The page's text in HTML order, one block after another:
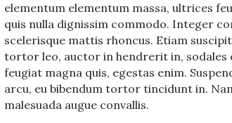
elementum elementum massa, ultrices
quis nulla dignissim commodo. Integer
scelerisque mattis rhoncus. Etiam
tortor leo, auctor in hendrerit in, sodales
feugiat magna quis, egestas enim.
arcu, eu bibendum tortor tincidunt in.
malesuada augue convallis.